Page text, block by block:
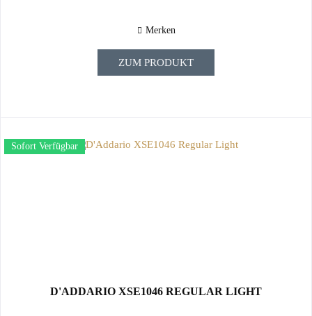
Merken
ZUM PRODUKT
Sofort Verfügbar
D'ADDARIO XSE1046 REGULAR LIGHT